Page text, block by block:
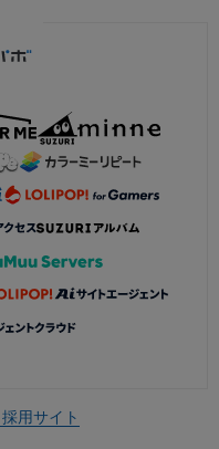
採用サイト